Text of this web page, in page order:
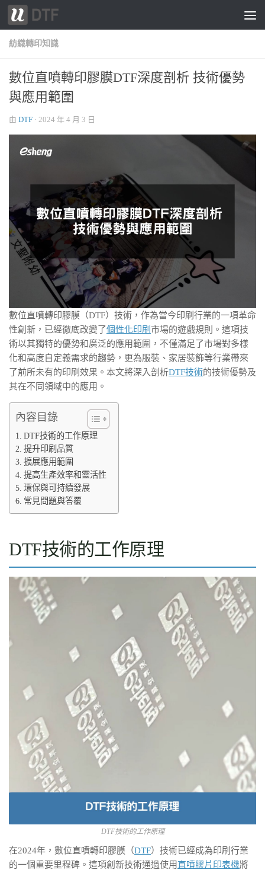
跳轉至內容
紡織轉印知識
數位直噴轉印膠膜DTF深度剖析 技術優勢
與應用範圍
由 DTF · 2024 年 4 月 3 日
數位直噴轉印膠膜（DTF）技術，作為當今印刷行業的一項革命
性創新，已經徹底改變了個性化印刷 市場的遊戲規則。這項技
術以其獨特的優勢和廣泛的應用範圍，不僅滿足了市場對多樣
化和高度自定義需求的趨勢，更為服裝、家居裝飾等行業帶來
了前所未有的印刷效果。本文將深入剖析DTF技術的技術優勢及
其在不同領域中的應用。
內容目錄
DTF技術的工作原理
提升印刷品質
擴展應用範圍
提高生產效率和靈活性
環保與可持續發展
常見問題與答覆
DTF技術的工作原理
DTF技術的工作原理
在2024年，數位直噴轉印膠膜（DTF）技術已經成為印刷行業
的一個重要里程碑。這項創新技術通過使用直噴膠片印表機將